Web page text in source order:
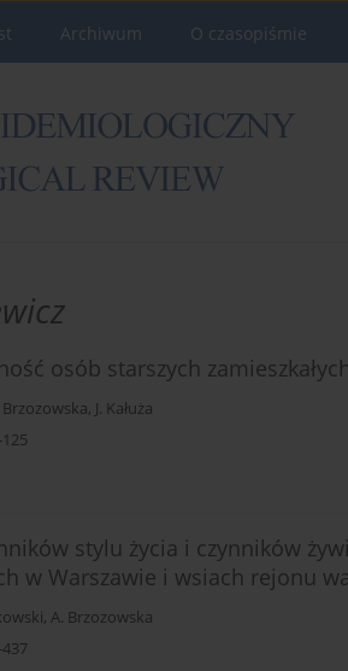
Archiwum O czasopiśmie
osób starszych
Brzozowska, J. Kałuża
stylu życia i czynników
w Warszawie i wsiach rejonu
, A. Brzozowska